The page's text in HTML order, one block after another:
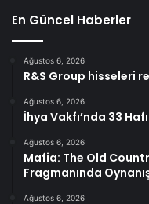
En Güncel Haberler
Ağustos 6, 2026
R&S Group hisseleri
Ağustos 6, 2026
İhya Vakfı’nda 33
Ağustos 6, 2026
Mafia: The Old
Fragmanında
Ağustos 6, 2026